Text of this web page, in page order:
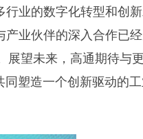
业的数字化转型和创新
业伙伴的深入合作已
展望未来，高通期待与
塑造一个创新驱动的工